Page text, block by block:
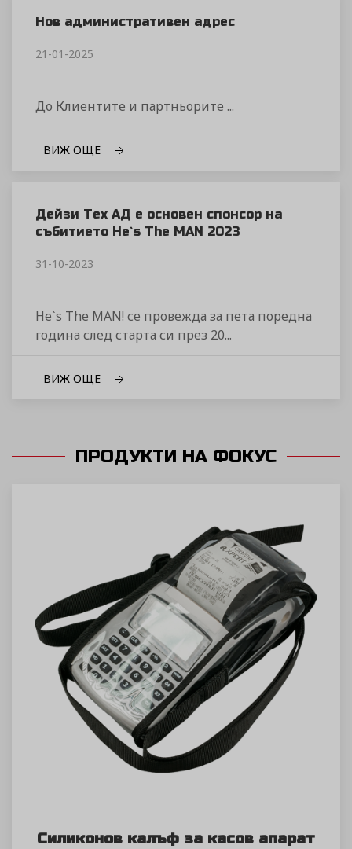
Нов административен адрес
21-01-2025
До Клиентите и партньорите ...
ВИЖ ОЩЕ
Дейзи Тех АД е основен спонсор на
събитието He`s The MAN 2023
31-10-2023
He`s The MAN! се провежда за пета поредна
година след старта си през 20...
ВИЖ ОЩЕ
ПРОДУКТИ НА ФОКУС
Силиконов калъф за касов апарат